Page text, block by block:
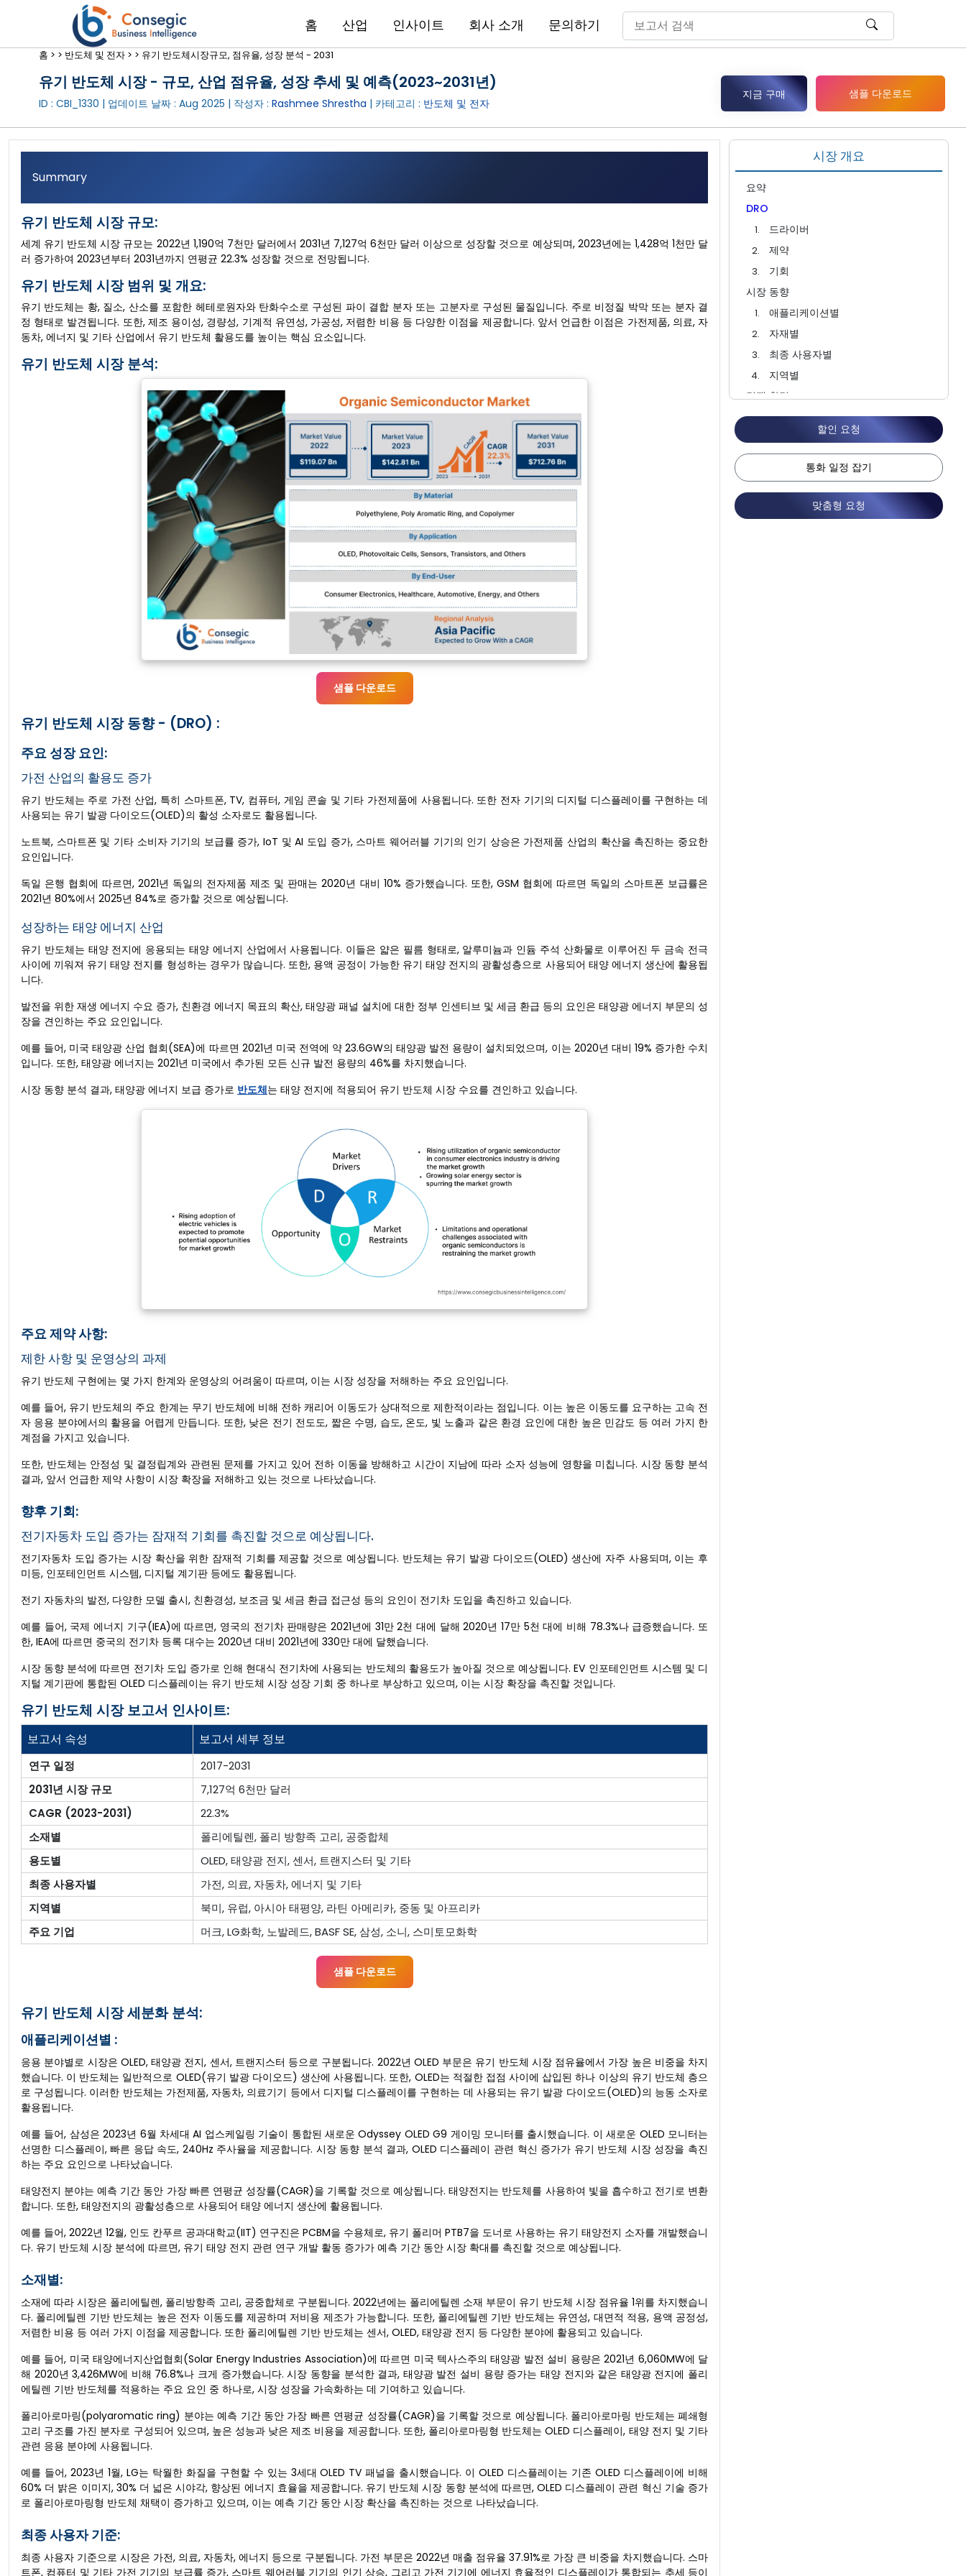
홈 산업 인사이트 회사 소개 문의하기
홈 > > 반도체 및 전자 > > 유기 반도체시장규모, 점유율, 성장 분석 - 2031
유기 반도체 시장 - 규모, 산업 점유율, 성장 추세 및 예측(2023~2031년)
ID : CBI_1330 | 업데이트 날짜 : Aug 2025 | 작성자 : Rashmee Shrestha | 카테고리 : 반도체 및 전자
지금 구매 샘플 다운로드
Summary
유기 반도체 시장 규모:
세계 유기 반도체 시장 규모는 2022년 1,190억 7천만 달러에서 2031년 7,127억 6천만 달러 이상으로 성장할 것으로 예상되며, 2023년에는 1,428억 1천만 달
러 증가하여 2023년부터 2031년까지 연평균 22.3% 성장할 것으로 전망됩니다.
유기 반도체 시장 범위 및 개요:
유기 반도체는 황, 질소, 산소를 포함한 헤테로원자와 탄화수소로 구성된 파이 결합 분자 또는 고분자로 구성된 물질입니다. 주로 비정질 박막 또는 분자 결
정 형태로 발견됩니다. 또한, 제조 용이성, 경량성, 기계적 유연성, 가공성, 저렴한 비용 등 다양한 이점을 제공합니다. 앞서 언급한 이점은 가전제품, 의료, 자
동차, 에너지 및 기타 산업에서 유기 반도체 활용도를 높이는 핵심 요소입니다.
유기 반도체 시장 분석:
샘플 다운로드
유기 반도체 시장 동향 - (DRO) :
주요 성장 요인:
가전 산업의 활용도 증가
유기 반도체는 주로 가전 산업, 특히 스마트폰, TV, 컴퓨터, 게임 콘솔 및 기타 가전제품에 사용됩니다. 또한 전자 기기의 디지털 디스플레이를 구현하는 데
사용되는 유기 발광 다이오드(OLED)의 활성 소자로도 활용됩니다.
노트북, 스마트폰 및 기타 소비자 기기의 보급률 증가, IoT 및 AI 도입 증가, 스마트 웨어러블 기기의 인기 상승은 가전제품 산업의 확산을 촉진하는 중요한
요인입니다.
독일 은행 협회에 따르면, 2021년 독일의 전자제품 제조 및 판매는 2020년 대비 10% 증가했습니다. 또한, GSM 협회에 따르면 독일의 스마트폰 보급률은
2021년 80%에서 2025년 84%로 증가할 것으로 예상됩니다.
성장하는 태양 에너지 산업
유기 반도체는 태양 전지에 응용되는 태양 에너지 산업에서 사용됩니다. 이들은 얇은 필름 형태로, 알루미늄과 인듐 주석 산화물로 이루어진 두 금속 전극
사이에 끼워져 유기 태양 전지를 형성하는 경우가 많습니다. 또한, 용액 공정이 가능한 유기 태양 전지의 광활성층으로 사용되어 태양 에너지 생산에 활용됩
니다.
발전을 위한 재생 에너지 수요 증가, 친환경 에너지 목표의 확산, 태양광 패널 설치에 대한 정부 인센티브 및 세금 환급 등의 요인은 태양광 에너지 부문의 성
장을 견인하는 주요 요인입니다.
예를 들어, 미국 태양광 산업 협회(SEA)에 따르면 2021년 미국 전역에 약 23.6GW의 태양광 발전 용량이 설치되었으며, 이는 2020년 대비 19% 증가한 수치
입니다. 또한, 태양광 에너지는 2021년 미국에서 추가된 모든 신규 발전 용량의 46%를 차지했습니다.
시장 동향 분석 결과, 태양광 에너지 보급 증가로 반도체는 태양 전지에 적용되어 유기 반도체 시장 수요를 견인하고 있습니다.
주요 제약 사항:
제한 사항 및 운영상의 과제
유기 반도체 구현에는 몇 가지 한계와 운영상의 어려움이 따르며, 이는 시장 성장을 저해하는 주요 요인입니다.
예를 들어, 유기 반도체의 주요 한계는 무기 반도체에 비해 전하 캐리어 이동도가 상대적으로 제한적이라는 점입니다. 이는 높은 이동도를 요구하는 고속 전
자 응용 분야에서의 활용을 어렵게 만듭니다. 또한, 낮은 전기 전도도, 짧은 수명, 습도, 온도, 빛 노출과 같은 환경 요인에 대한 높은 민감도 등 여러 가지 한
계점을 가지고 있습니다.
또한, 반도체는 안정성 및 결정립계와 관련된 문제를 가지고 있어 전하 이동을 방해하고 시간이 지남에 따라 소자 성능에 영향을 미칩니다. 시장 동향 분석
결과, 앞서 언급한 제약 사항이 시장 확장을 저해하고 있는 것으로 나타났습니다.
향후 기회:
전기자동차 도입 증가는 잠재적 기회를 촉진할 것으로 예상됩니다.
전기자동차 도입 증가는 시장 확산을 위한 잠재적 기회를 제공할 것으로 예상됩니다. 반도체는 유기 발광 다이오드(OLED) 생산에 자주 사용되며, 이는 후
미등, 인포테인먼트 시스템, 디지털 계기판 등에도 활용됩니다.
전기 자동차의 발전, 다양한 모델 출시, 친환경성, 보조금 및 세금 환급 접근성 등의 요인이 전기차 도입을 촉진하고 있습니다.
예를 들어, 국제 에너지 기구(IEA)에 따르면, 영국의 전기차 판매량은 2021년에 31만 2천 대에 달해 2020년 17만 5천 대에 비해 78.3%나 급증했습니다. 또
한, IEA에 따르면 중국의 전기차 등록 대수는 2020년 대비 2021년에 330만 대에 달했습니다.
시장 동향 분석에 따르면 전기차 도입 증가로 인해 현대식 전기차에 사용되는 반도체의 활용도가 높아질 것으로 예상됩니다. EV 인포테인먼트 시스템 및 디
지털 계기판에 통합된 OLED 디스플레이는 유기 반도체 시장 성장 기회 중 하나로 부상하고 있으며, 이는 시장 확장을 촉진할 것입니다.
유기 반도체 시장 보고서 인사이트:
보고서 속성 보고서 세부 정보
연구 일정
2017-2031
2031년 시장 규모
7,127억 6천만 달러
CAGR (2023-2031)
22.3%
소재별
폴리에틸렌, 폴리 방향족 고리, 공중합체
용도별
OLED, 태양광 전지, 센서, 트랜지스터 및 기타
최종 사용자별
가전, 의료, 자동차, 에너지 및 기타
지역별
북미, 유럽, 아시아 태평양, 라틴 아메리카, 중동 및 아프리카
주요 기업
머크, LG화학, 노발레드, BASF SE, 삼성, 소니, 스미토모화학
샘플 다운로드
유기 반도체 시장 세분화 분석:
애플리케이션별 :
응용 분야별로 시장은 OLED, 태양광 전지, 센서, 트랜지스터 등으로 구분됩니다. 2022년 OLED 부문은 유기 반도체 시장 점유율에서 가장 높은 비중을 차지
했습니다. 이 반도체는 일반적으로 OLED(유기 발광 다이오드) 생산에 사용됩니다. 또한, OLED는 적절한 접점 사이에 삽입된 하나 이상의 유기 반도체 층으
로 구성됩니다. 이러한 반도체는 가전제품, 자동차, 의료기기 등에서 디지털 디스플레이를 구현하는 데 사용되는 유기 발광 다이오드(OLED)의 능동 소자로
활용됩니다.
예를 들어, 삼성은 2023년 6월 차세대 AI 업스케일링 기술이 통합된 새로운 Odyssey OLED G9 게이밍 모니터를 출시했습니다. 이 새로운 OLED 모니터는
선명한 디스플레이, 빠른 응답 속도, 240Hz 주사율을 제공합니다. 시장 동향 분석 결과, OLED 디스플레이 관련 혁신 증가가 유기 반도체 시장 성장을 촉진
하는 주요 요인으로 나타났습니다.
태양전지 분야는 예측 기간 동안 가장 빠른 연평균 성장률(CAGR)을 기록할 것으로 예상됩니다. 태양전지는 반도체를 사용하여 빛을 흡수하고 전기로 변환
합니다. 또한, 태양전지의 광활성층으로 사용되어 태양 에너지 생산에 활용됩니다.
예를 들어, 2022년 12월, 인도 칸푸르 공과대학교(IIT) 연구진은 PCBM을 수용체로, 유기 폴리머 PTB7을 도너로 사용하는 유기 태양전지 소자를 개발했습니
다. 유기 반도체 시장 분석에 따르면, 유기 태양 전지 관련 연구 개발 활동 증가가 예측 기간 동안 시장 확대를 촉진할 것으로 예상됩니다.
소재별:
소재에 따라 시장은 폴리에틸렌, 폴리방향족 고리, 공중합체로 구분됩니다. 2022년에는 폴리에틸렌 소재 부문이 유기 반도체 시장 점유율 1위를 차지했습니
다. 폴리에틸렌 기반 반도체는 높은 전자 이동도를 제공하며 저비용 제조가 가능합니다. 또한, 폴리에틸렌 기반 반도체는 유연성, 대면적 적용, 용액 공정성,
저렴한 비용 등 여러 가지 이점을 제공합니다. 또한 폴리에틸렌 기반 반도체는 센서, OLED, 태양광 전지 등 다양한 분야에 활용되고 있습니다.
예를 들어, 미국 태양에너지산업협회(Solar Energy Industries Association)에 따르면 미국 텍사스주의 태양광 발전 설비 용량은 2021년 6,060MW에 달
해 2020년 3,426MW에 비해 76.8%나 크게 증가했습니다. 시장 동향을 분석한 결과, 태양광 발전 설비 용량 증가는 태양 전지와 같은 태양광 전지에 폴리
에틸렌 기반 반도체를 적용하는 주요 요인 중 하나로, 시장 성장을 가속화하는 데 기여하고 있습니다.
폴리아로마링(polyaromatic ring) 분야는 예측 기간 동안 가장 빠른 연평균 성장률(CAGR)을 기록할 것으로 예상됩니다. 폴리아로마링 반도체는 폐쇄형
고리 구조를 가진 분자로 구성되어 있으며, 높은 성능과 낮은 제조 비용을 제공합니다. 또한, 폴리아로마링형 반도체는 OLED 디스플레이, 태양 전지 및 기타
관련 응용 분야에 사용됩니다.
예를 들어, 2023년 1월, LG는 탁월한 화질을 구현할 수 있는 3세대 OLED TV 패널을 출시했습니다. 이 OLED 디스플레이는 기존 OLED 디스플레이에 비해
60% 더 밝은 이미지, 30% 더 넓은 시야각, 향상된 에너지 효율을 제공합니다. 유기 반도체 시장 동향 분석에 따르면, OLED 디스플레이 관련 혁신 기술 증가
로 폴리아로마링형 반도체 채택이 증가하고 있으며, 이는 예측 기간 동안 시장 확산을 촉진하는 것으로 나타났습니다.
최종 사용자 기준:
최종 사용자 기준으로 시장은 가전, 의료, 자동차, 에너지 등으로 구분됩니다. 가전 ​​부문은 2022년 매출 점유율 37.91%로 가장 큰 비중을 차지했습니다. 스마
트폰, 컴퓨터 및 기타 가전 기기의 보급률 증가, 스마트 웨어러블 기기의 인기 상승, 그리고 가전 기기에 에너지 효율적인 디스플레이가 통합되는 추세 등이
시장 개요
요약
DRO
드라이버
제약
기회
시장 동향
애플리케이션별
자재별
최종 사용자별
지역별
경쟁 환경
FAQ
할인 요청
통화 일정 잡기
맞춤형 요청